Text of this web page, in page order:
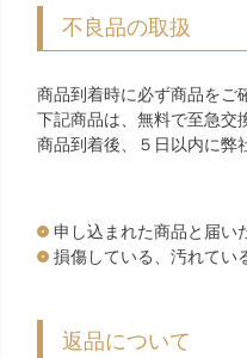
不良品の取扱
商品到着時に必ず商品をご
下記商品は、無料で至急交
商品到着後、５日以内に弊
申し込まれた商品と届い
損傷している、汚れてい
返品について